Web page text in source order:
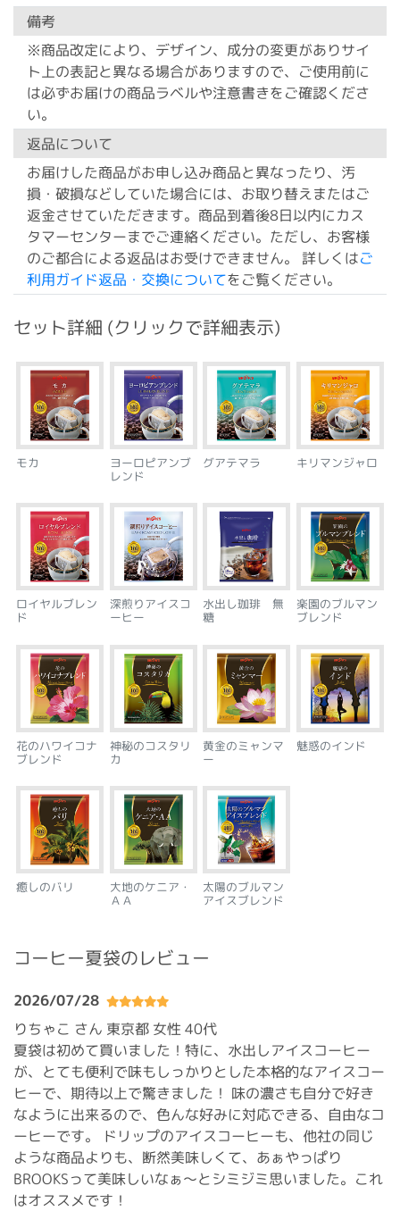
備考
※商品改定により、デザイン、成分の変更がありサイ
ト上の表記と異なる場合がありますので、ご使用前に
は必ずお届けの商品ラベルや注意書きをご確認くださ
い。
返品について
お届けした商品がお申し込み商品と異なったり、汚
損・破損などしていた場合には、お取り替えまたはご
返金させていただきます。商品到着後8日以内にカス
タマーセンターまでご連絡ください。ただし、お客様
のご都合による返品はお受けできません。 詳しくはご
利用ガイド返品・交換についてをご覧ください。
セット詳細 (クリックで詳細表示)
モカ ヨーロピアンブ
レンド
グアテマラ キリマンジャロ
ロイヤルブレン
ド
深煎りアイスコ
ーヒー
水出し珈琲 無
糖
楽園のブルマン
ブレンド
花のハワイコナ
ブレンド
神秘のコスタリ
カ
黄金のミャンマ
ー
魅惑のインド
癒しのバリ 大地のケニア・
ＡＡ
太陽のブルマン
アイスブレンド
コーヒー夏袋のレビュー
2026/07/28
りちゃこ さん 東京都 女性 40代
夏袋は初めて買いました！特に、水出しアイスコーヒー
が、とても便利で味もしっかりとした本格的なアイスコー
ヒーで、期待以上で驚きました！ 味の濃さも自分で好き
なように出来るので、色んな好みに対応できる、自由なコ
ーヒーです。 ドリップのアイスコーヒーも、他社の同じ
ような商品よりも、断然美味しくて、あぁやっぱり
BROOKSって美味しいなぁ〜とシミジミ思いました。これ
はオススメです！